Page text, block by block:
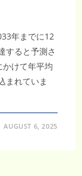
年までに12
すると予測さ
けて年平均
まれていま
AUGUST 6, 2025